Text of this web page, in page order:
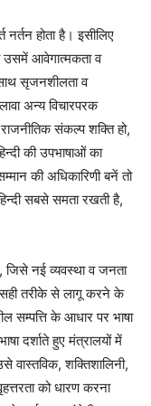
नर्तन होता है। इसीलिए
उसमें आवेगात्मकता व
सृजनशीलता व
अन्य विचारपरक
संकल्प शक्ति हो,
की उपभाषाओं का
की अधिकारिणी बनें तो
सबसे समता रखती है,
जिसे नई व्यवस्था व जनता
तरीके से लागू करने के
सम्पत्ति के आधार पर भाषा
दर्शाते हुए मंत्रालयों में
वास्तविक, शक्तिशालिनी,
को धारण करना